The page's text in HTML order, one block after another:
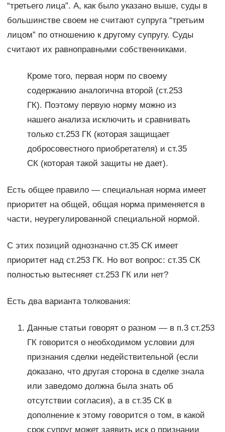
“третьего лица”. А, как было указано выше, суды в
большинстве своем не считают супруга “третьим
лицом” по отношению к другому супругу. Суды
считают их равноправными собственниками.
Кроме того, первая норм по своему
содержанию аналогична второй (ст.253
ГК). Поэтому первую норму можно из
нашего анализа исключить и сравнивать
только ст.253 ГК (которая защищает
добросовестного приобретателя) и ст.35
СК (которая такой защиты не дает).
Есть общее правило — специальная норма имеет
приоритет на общей, общая норма применяется в
части, неурегулированной специальной нормой.
С этих позиций однозначно ст.35 СК имеет
приоритет над ст.253 ГК. Но вот вопрос: ст.35 СК
полностью вытесняет ст.253 ГК или нет?
Есть два варианта толкования:
Данные статьи говорят о разном — в п.3 ст.253
ГК говорится о необходимом условии для
признания сделки недействительной (если
доказано, что другая сторона в сделке знала
или заведомо должна была знать об
отсутствии согласия), а в ст.35 СК в
дополнение к этому говорится о том, в какой
срок супруг может заявить иск о признании